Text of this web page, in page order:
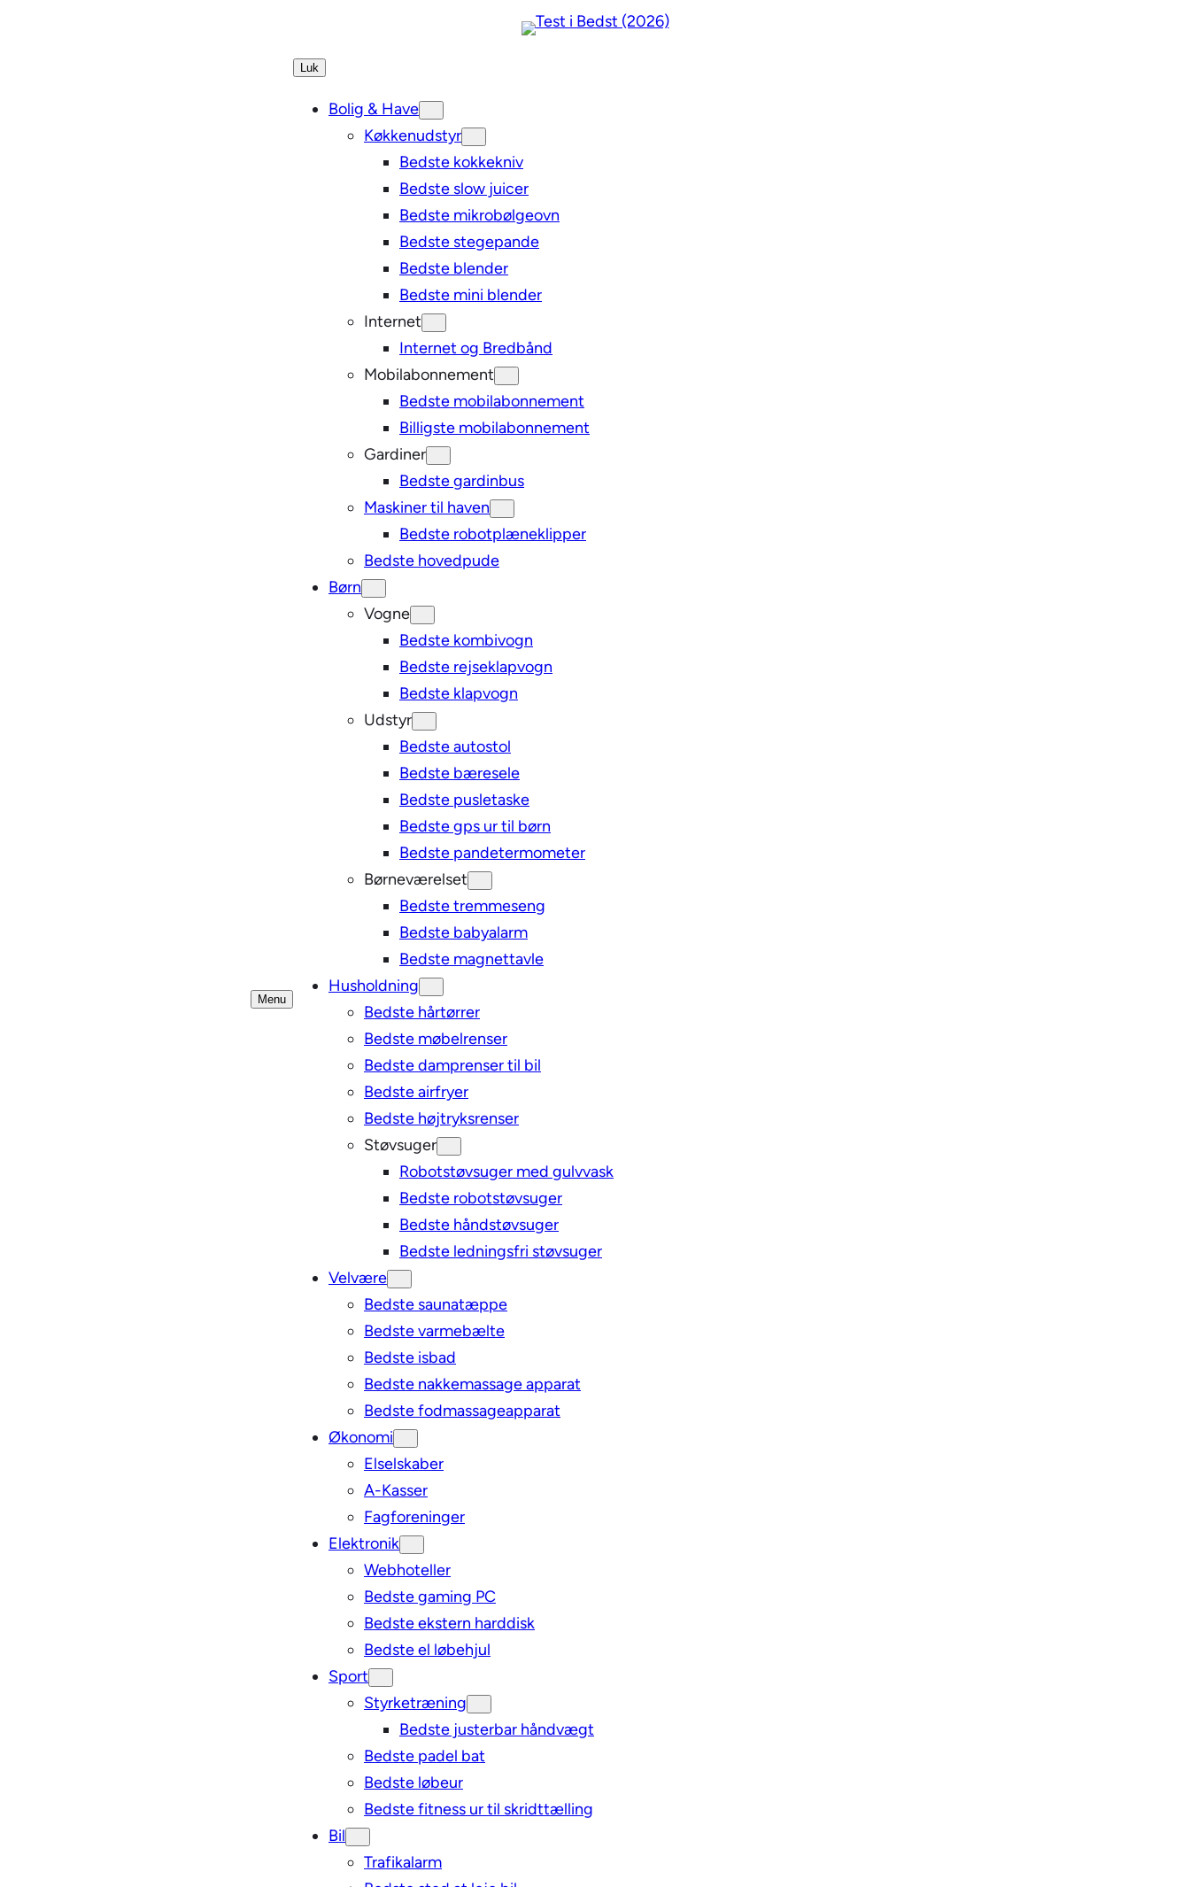
Menu
Luk
Bolig & Have
Køkkenudstyr
Bedste kokkekniv
Bedste slow juicer
Bedste mikrobølgeovn
Bedste stegepande
Bedste blender
Bedste mini blender
Internet
Internet og Bredbånd
Mobilabonnement
Bedste mobilabonnement
Billigste mobilabonnement
Gardiner
Bedste gardinbus
Maskiner til haven
Bedste robotplæneklipper
Bedste hovedpude
Børn
Vogne
Bedste kombivogn
Bedste rejseklapvogn
Bedste klapvogn
Udstyr
Bedste autostol
Bedste bæresele
Bedste pusletaske
Bedste gps ur til børn
Bedste pandetermometer
Børneværelset
Bedste tremmeseng
Bedste babyalarm
Bedste magnettavle
Husholdning
Bedste hårtørrer
Bedste møbelrenser
Bedste damprenser til bil
Bedste airfryer
Bedste højtryksrenser
Støvsuger
Robotstøvsuger med gulvvask
Bedste robotstøvsuger
Bedste håndstøvsuger
Bedste ledningsfri støvsuger
Velvære
Bedste saunatæppe
Bedste varmebælte
Bedste isbad
Bedste nakkemassage apparat
Bedste fodmassageapparat
Økonomi
Elselskaber
A-Kasser
Fagforeninger
Elektronik
Webhoteller
Bedste gaming PC
Bedste ekstern harddisk
Bedste el løbehjul
Sport
Styrketræning
Bedste justerbar håndvægt
Bedste padel bat
Bedste løbeur
Bedste fitness ur til skridttælling
Bil
Trafikalarm